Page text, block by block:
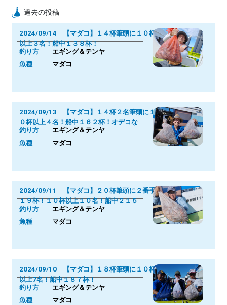
過去の投稿
2024/09/14 【マダコ】１４杯筆頭に１０杯
以上３名！船中１３８杯！
釣り方 エギング＆テンヤ
魚種 マダコ
2024/09/13 【マダコ】１４杯２名筆頭に１
０杯以上４名！船中１６２杯！オデコな
釣り方 エギング＆テンヤ
魚種 マダコ
2024/09/11 【マダコ】２０杯筆頭に２番手
１９杯！１０杯以上１０名！船中２１５
釣り方 エギング＆テンヤ
魚種 マダコ
2024/09/10 【マダコ】１８杯筆頭に１０杯
以上7名！船中１８７杯！
釣り方 エギング＆テンヤ
魚種 マダコ